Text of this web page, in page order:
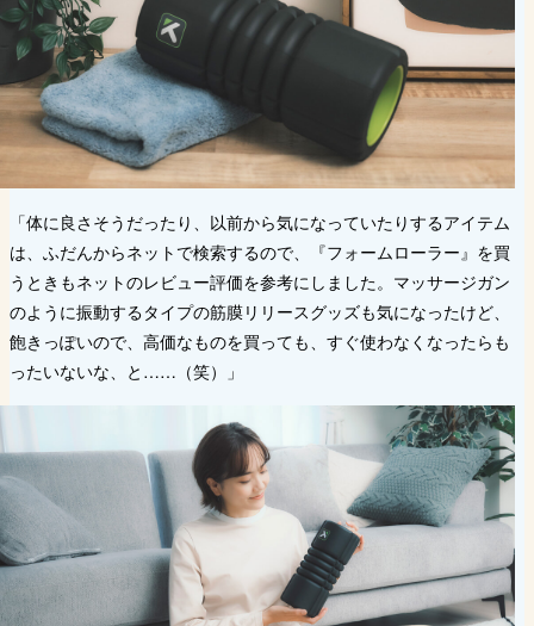
「体に良さそうだったり、以前から気になっていたりするアイテム
は、ふだんからネットで検索するので、『フォームローラー』を買
うときもネットのレビュー評価を参考にしました。マッサージガン
のように振動するタイプの筋膜リリースグッズも気になったけど、
飽きっぽいので、高価なものを買っても、すぐ使わなくなったらも
ったいないな、と……（笑）」